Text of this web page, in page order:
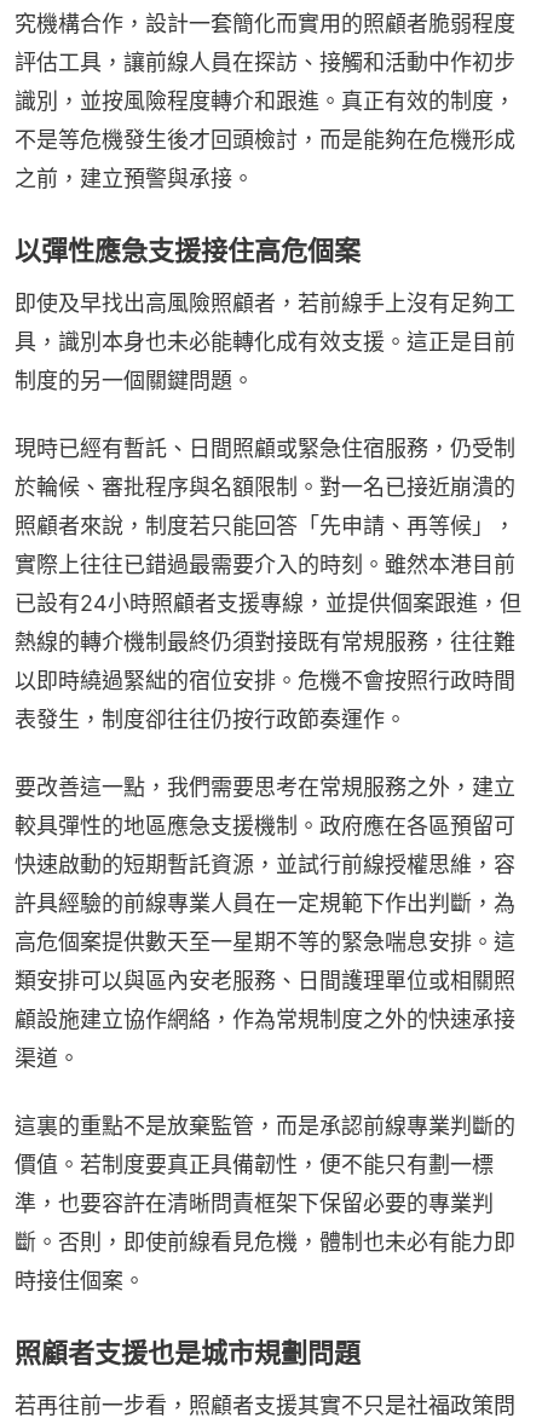
究機構合作，設計一套簡化而實用的照顧者脆弱程度
評估工具，讓前線人員在探訪、接觸和活動中作初步
識別，並按風險程度轉介和跟進。真正有效的制度，
不是等危機發生後才回頭檢討，而是能夠在危機形成
之前，建立預警與承接。
以彈性應急支援接住高危個案
即使及早找出高風險照顧者，若前線手上沒有足夠工
具，識別本身也未必能轉化成有效支援。這正是目前
制度的另一個關鍵問題。
現時已經有暫託、日間照顧或緊急住宿服務，仍受制
於輪候、審批程序與名額限制。對一名已接近崩潰的
照顧者來說，制度若只能回答「先申請、再等候」，
實際上往往已錯過最需要介入的時刻。雖然本港目前
已設有24小時照顧者支援專線，並提供個案跟進，但
熱線的轉介機制最終仍須對接既有常規服務，往往難
以即時繞過緊絀的宿位安排。危機不會按照行政時間
表發生，制度卻往往仍按行政節奏運作。
要改善這一點，我們需要思考在常規服務之外，建立
較具彈性的地區應急支援機制。政府應在各區預留可
快速啟動的短期暫託資源，並試行前線授權思維，容
許具經驗的前線專業人員在一定規範下作出判斷，為
高危個案提供數天至一星期不等的緊急喘息安排。這
類安排可以與區內安老服務、日間護理單位或相關照
顧設施建立協作網絡，作為常規制度之外的快速承接
渠道。
這裏的重點不是放棄監管，而是承認前線專業判斷的
價值。若制度要真正具備韌性，便不能只有劃一標
準，也要容許在清晰問責框架下保留必要的專業判
斷。否則，即使前線看見危機，體制也未必有能力即
時接住個案。
照顧者支援也是城市規劃問題
若再往前一步看，照顧者支援其實不只是社福政策問